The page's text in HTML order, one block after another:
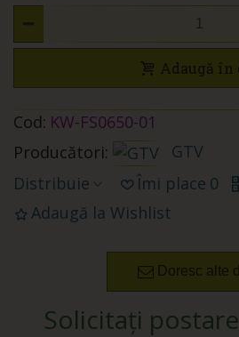
Adaugă în
Cod: KW-FS0650-01
Producători:
GTV
Distribuie
Îmi place 0
Adaugă la Wishlist
Doresc alte
Solicitați